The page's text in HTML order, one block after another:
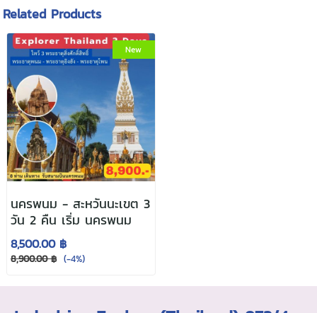
Related Products
New
นครพนม - สะหวันนะเขต 3
วัน 2 คืน เริ่ม นครพนม
8,500.00 ฿
8,900.00 ฿ (-4%)